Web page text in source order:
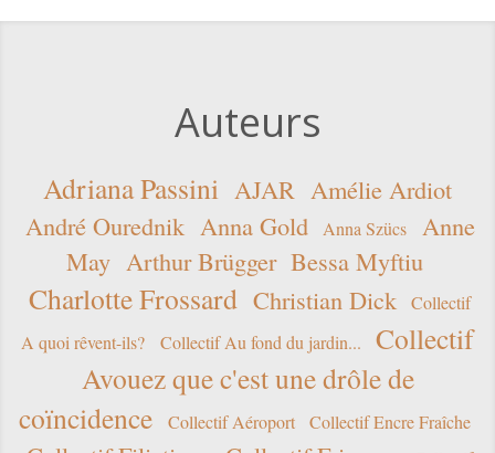
Auteurs
Adriana Passini AJAR Amélie Ardiot
André Ourednik Anna Gold Anna Szücs
Anne
May Arthur Brügger Bessa Myftiu
Charlotte Frossard Christian Dick
Collectif
A quoi rêvent-ils?
Collectif Au fond du jardin...
Collectif
Avouez que c'est une drôle de
coïncidence
Collectif Aéroport Collectif Encre Fraîche